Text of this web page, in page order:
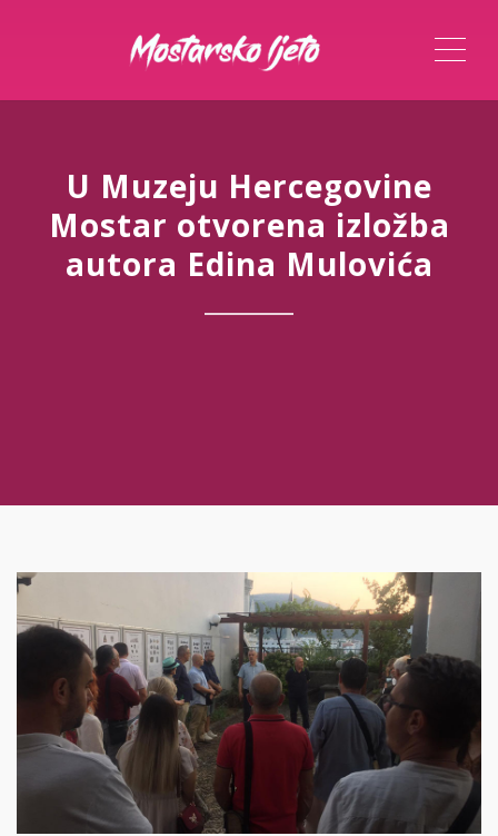
U Muzeju Hercegovine
Mostar otvorena izložba
autora Edina Mulovića